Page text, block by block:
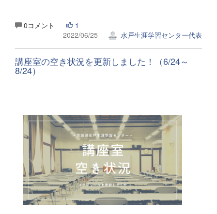
0コメント
1
2022/06/25
水戸生涯学習センター代表
講座室の空き状況を更新しました！（6/24～
8/24）